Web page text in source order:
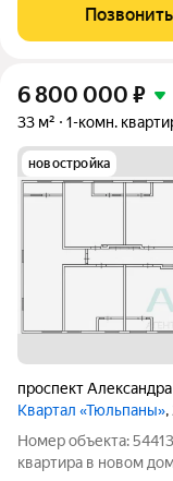
ОГРАНИЧЕНО! О КОМПЛЕКСЕ Квартал состоит из 7 секций: 10,Позвонить
6 800 000 ₽
33 м² 1-комн.
новостройка
проспект
Квартал «Тюльпаны»
Номер объекта:
квартира в новом